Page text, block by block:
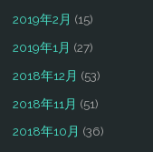
2019年2月 (15)
2019年1月 (27)
2018年12月 (53)
2018年11月 (51)
2018年10月 (36)